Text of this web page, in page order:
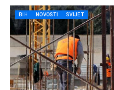
BIH NOVOSTI SVIJET